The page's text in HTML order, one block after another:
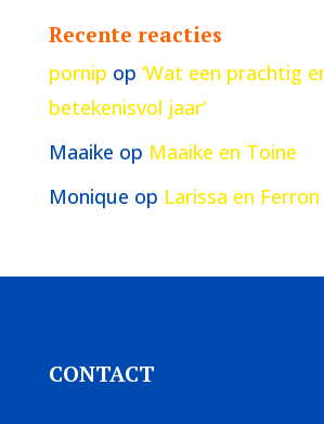
Recente reacties
pornip op ‘Wat een prachtig
betekenisvol jaar’
Maaike op Maaike en Toine
Monique op Larissa en Ferron
CONTACT